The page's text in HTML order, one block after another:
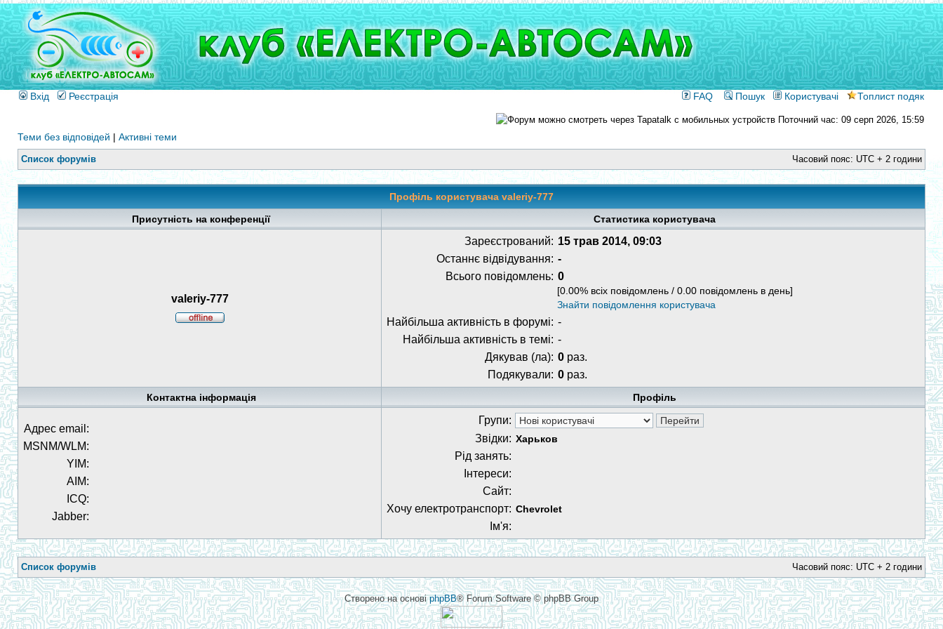
Вхід Реєстрація FAQ Пошук Користувачі Топлист подяк
Поточний час: 09 серп 2026, 15:59
Теми без відповідей | Активні теми
Список форумів Часовий пояс: UTC + 2 години
Профіль користувача valeriy-777
Присутність на конференції
Статистика користувача
valeriy-777
Зареєстрований: 15 трав 2014, 09:03
Останнє відвідування: -
Всього повідомлень: 0
[0.00% всіх повідомлень / 0.00 повідомлень в день]
Знайти повідомлення користувача
Найбільша активність в форумі: -
Найбільша активність в темі: -
Дякував (ла): 0 раз.
Подякували: 0 раз.
Контактна інформація Профіль
Адрес email:
MSNM/WLM:
YIM:
AIM:
ICQ:
Jabber:
Групи:
Звідки: Харьков
Рід занять:
Інтереси:
Сайт:
Хочу електротранспорт: Chevrolet
Ім'я:
Список форумів Часовий пояс: UTC + 2 години
Створено на основіphpBB® Forum Software © phpBB Group